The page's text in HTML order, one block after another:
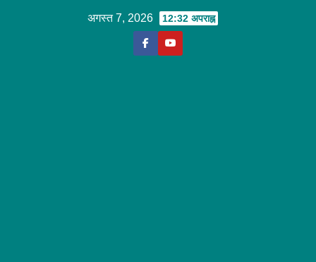
अगस्त 7, 2026 12:32 अपराह्न